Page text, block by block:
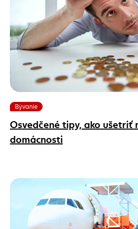
Bývanie
Osvedčené tipy, ako ušetriť
domácnosti